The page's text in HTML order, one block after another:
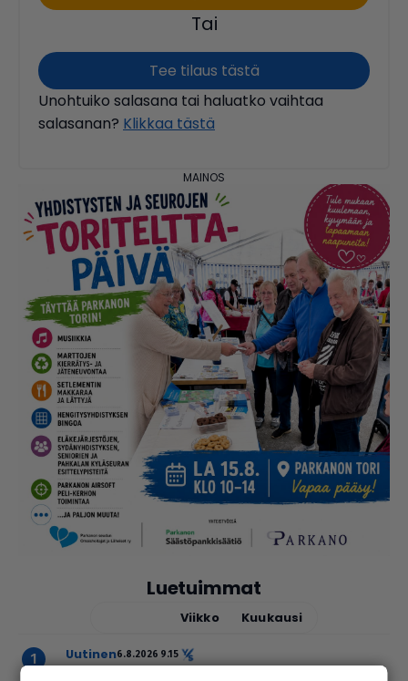
Tai
Tee tilaus tästä
Unohtuiko salasana tai haluatko vaihtaa
salasanan? Klikkaa tästä
Luetuimmat
Viikko Kuukausi
uutinen6.8.2026 9.15